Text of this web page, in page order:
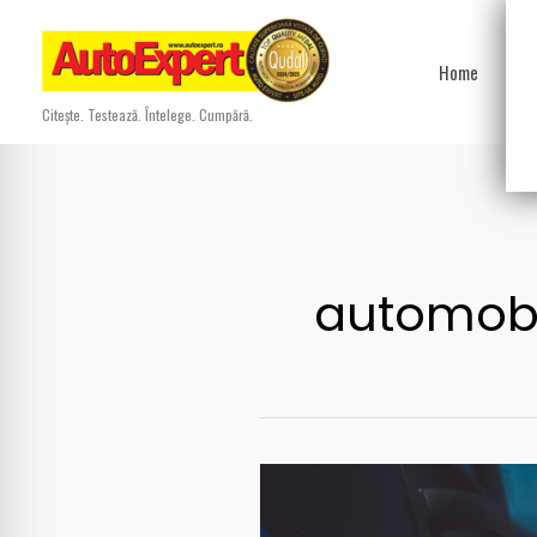
content
Citește. Testează. Întelege. Cumpără.
Home